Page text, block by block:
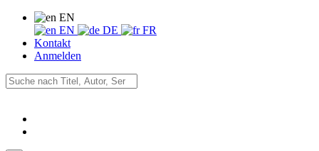
EN
EN
DE
FR
Kontakt
Anmelden